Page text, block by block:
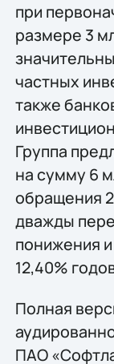
при
размере 3
частных
также
Группа
на сумму 6
обращения
дважды
понижения
12,40%
Полная
ПАО